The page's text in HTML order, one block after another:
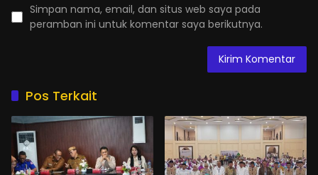
Simpan nama, email, dan situs web saya pada
peramban ini untuk komentar saya berikutnya.
Pos Terkait